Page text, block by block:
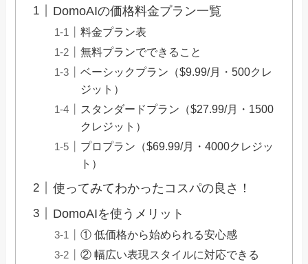
DomoAIの価格料金プラン一覧
料金プラン表
無料プランでできること
ベーシックプラン（$9.99/月・500クレ
ジット）
スタンダードプラン（$27.99/月・1500
クレジット）
プロプラン（$69.99/月・4000クレジッ
ト）
使ってみてわかったコスパの良さ！
DomoAIを使うメリット
① 低価格から始められる安心感
② 幅広い表現スタイルに対応できる